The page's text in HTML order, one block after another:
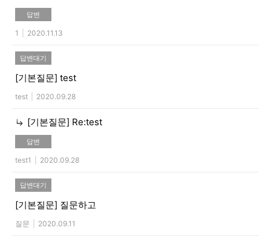
답변
1 2020.11.13
답변대기
[기본질문] test
test 2020.09.28
[기본질문] Re:test
답변
test1 2020.09.28
답변대기
[기본질문] 질문하고
질문 2020.09.11